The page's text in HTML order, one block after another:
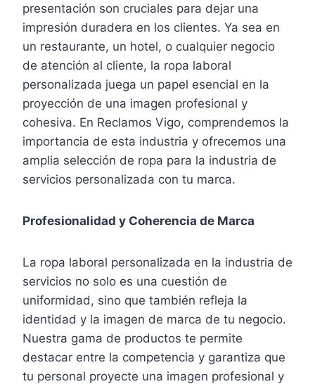
presentación son cruciales para dejar una
impresión duradera en los clientes. Ya sea en
un restaurante, un hotel, o cualquier negocio
de atención al cliente, la ropa laboral
personalizada juega un papel esencial en la
proyección de una imagen profesional y
cohesiva. En Reclamos Vigo, comprendemos la
importancia de esta industria y ofrecemos una
amplia selección de ropa para la industria de
servicios personalizada con tu marca.
Profesionalidad y Coherencia de Marca
La ropa laboral personalizada en la industria de
servicios no solo es una cuestión de
uniformidad, sino que también refleja la
identidad y la imagen de marca de tu negocio.
Nuestra gama de productos te permite
destacar entre la competencia y garantiza que
tu personal proyecte una imagen profesional y